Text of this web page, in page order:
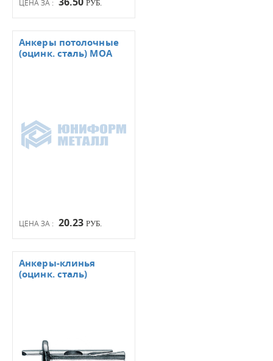
ЦЕНА ЗА : РУБ.
ЦЕНА ЗА : 20.23 РУБ.
Анкеры потолочные
(оцинк. сталь) МОА
Анкеры-клинья
(оцинк. сталь)